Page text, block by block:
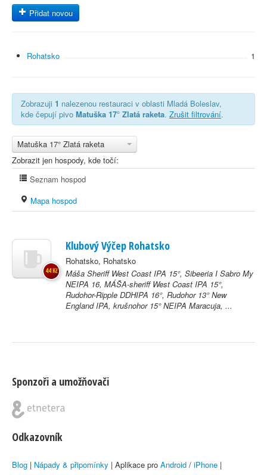
Přidat novou
Rohatsko 1
Zobrazuji 1 nalezenou restauraci v oblasti Mladá Boleslav,
kde čepují pivo Matuška 17° Zlatá raketa. Zrušit filtrování.
Matuška 17° Zlatá raketa
Zobrazit jen hospody, kde točí:
Seznam hospod
Mapa hospod
Klubový Výčep Rohatsko
Rohatsko, Rohatsko
Máša Sheriff West Coast IPA 15°, Sibeeria I Sabro My
NEIPA 16, MÁŠA-sheriff West Coast IPA 15°,
Rudohor-Ripple DDHIPA 16°, Rudohor 13° New
England IPA, krušnohor 15° NEIPA Maracuja, ...
44 Kč
Sponzoři a umožňovači
Odkazovník
Blog | Nápady & připomínky | Aplikace pro Android / iPhone |